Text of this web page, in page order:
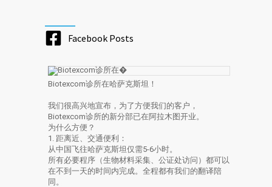
Facebook Posts
Biotexcom诊所在哈萨克斯坦！
我们很高兴地宣布，为了方便我们的客户，
Biotexcom诊所的新分部已在阿拉木图开业。
为什么方便？
1. 距离近、交通便利：
从中国飞往哈萨克斯坦仅需5-6小时。
所有必要程序（生物材料采集、公证处访问）都可以
在不到一天的时间内完成。全程都有我们的翻译陪
同。